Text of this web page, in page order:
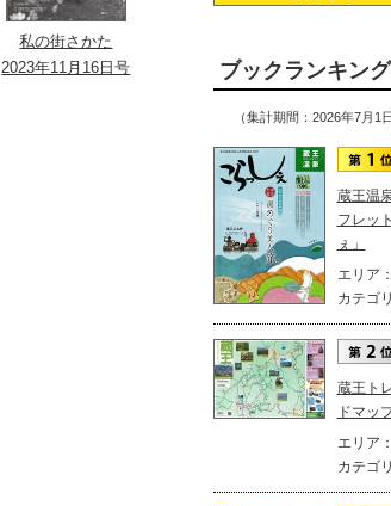
私の街さかた
2023年11月16日号
ブックランキング
（集計期間：2026年7月1
蔵王温
フレッ
ぇ」
エリア：
カテゴ
蔵王ト
ドマッ
エリア：
カテゴ